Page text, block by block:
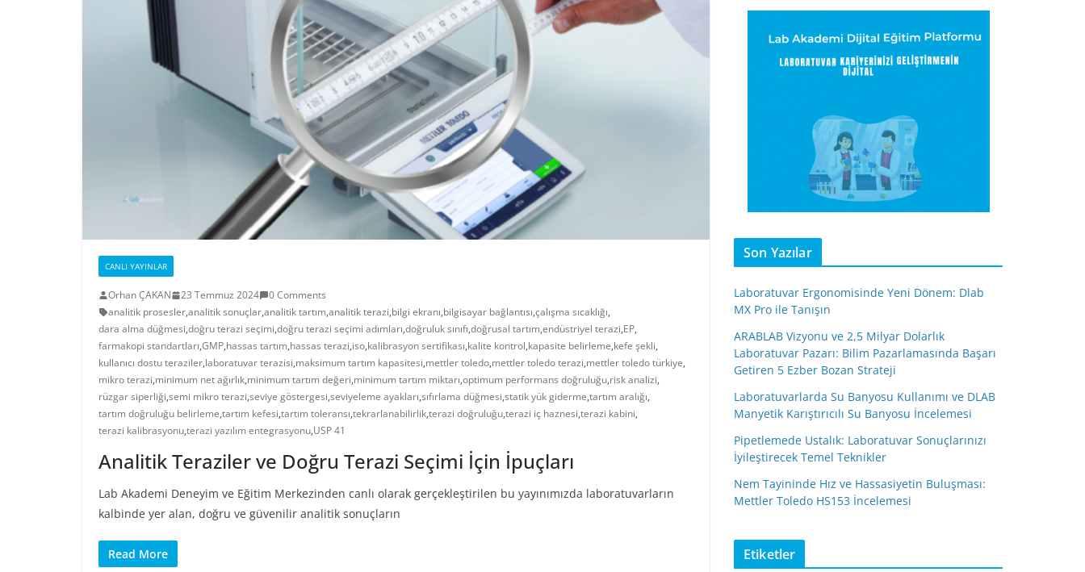
CANLI YAYINLAR
Orhan ÇAKAN 23 Temmuz 2024
0 Comments
analitik prosesler,analitik sonuçlar,analitik tartım,analitik terazi,bilgi ekranı,bilgisayar bağlantısı,çalışma sıcaklığı,
dara alma düğmesi,doğru terazi seçimi,doğru terazi seçimi adımları,doğruluk sınıfı,doğrusal tartım,endüstriyel terazi,EP,
farmakopi standartları,GMP,hassas tartım,hassas terazi,iso,kalibrasyon sertifikası,kalite kontrol,kapasite belirleme,kefe şekli,
kullanıcı dostu teraziler,laboratuvar terazisi,maksimum tartım kapasitesi,mettler toledo,mettler toledo terazi,mettler toledo türkiye,
mikro terazi,minimum net ağırlık,minimum tartım değeri,minimum tartım miktarı,optimum performans doğruluğu,risk analizi,
rüzgar siperliği,semi mikro terazi,seviye göstergesi,seviyeleme ayakları,sıfırlama düğmesi,statik yük giderme,tartım aralığı,
tartım doğruluğu belirleme,tartım kefesi,tartım toleransı,tekrarlanabilirlik,terazi doğruluğu,terazi iç haznesi,terazi kabini,
terazi kalibrasyonu,terazi yazılım entegrasyonu,USP 41
Analitik Teraziler ve Doğru Terazi Seçimi İçin İpuçları
Lab Akademi Deneyim ve Eğitim Merkezinden canlı olarak gerçekleştirilen bu yayınımızda laboratuvarların
kalbinde yer alan, doğru ve güvenilir analitik sonuçların
Read More
Son Yazılar
Laboratuvar Ergonomisinde Yeni Dönem: Dlab
MX Pro ile Tanışın
ARABLAB Vizyonu ve 2,5 Milyar Dolarlık
Laboratuvar Pazarı: Bilim Pazarlamasında Başarı
Getiren 5 Ezber Bozan Strateji
Laboratuvarlarda Su Banyosu Kullanımı ve DLAB
Manyetik Karıştırıcılı Su Banyosu İncelemesi
Pipetlemede Ustalık: Laboratuvar Sonuçlarınızı
İyileştirecek Temel Teknikler
Nem Tayininde Hız ve Hassasiyetin Buluşması:
Mettler Toledo HS153 İncelemesi
Etiketler